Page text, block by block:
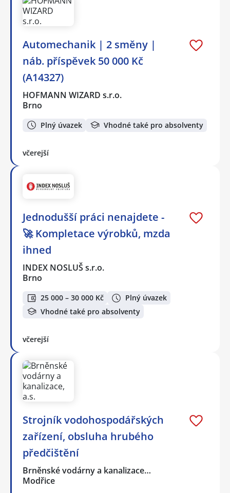
Automechanik | 2 směny |
náb. příspěvek 50 000 Kč
(A14327)
HOFMANN WIZARD s.r.o.
Brno
Plný úvazek Vhodné také pro absolventy
včerejší
Jednodušší práci nenajdete -
🚀 Kompletace výrobků, mzda
ihned
INDEX NOSLUŠ s.r.o.
Brno
25 000 – 30 000 Kč
Plný úvazek
Vhodné také pro absolventy
včerejší
Strojník vodohospodářských
zařízení, obsluha hrubého
předčištění
Brněnské vodárny a kanalizace…
Modřice